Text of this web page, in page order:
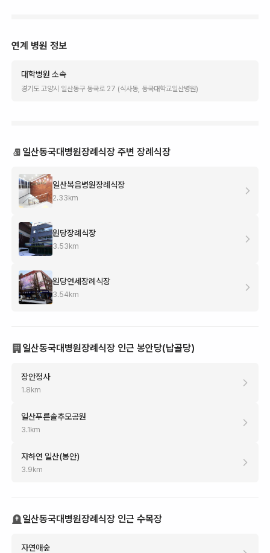
연계 병원 정보
대학병원 소속
경기도 고양시 일산동구 동국로 27 (식사동, 동국대학교일산병원)
일산동국대병원장례식장 주변 장례식장
일산복음병원장례식장
2.33 km
원당장례식장
3.53 km
원당연세장례식장
3.54 km
일산동국대병원장례식장 인근 봉안당(납골당)
장안정사
1.8 km
일산푸른솔추모공원
3.1 km
자하연 일산(봉안)
3.9 km
일산동국대병원장례식장 인근 수목장
자연애숲